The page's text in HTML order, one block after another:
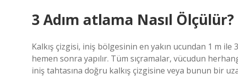
3 Adım atlama Nasıl Ölçülür?
Kalkış çizgisi, iniş bölgesinin en yakın ucundan 1 m ile
hemen sonra yapılır. Tüm sıçramalar, vücudun
iniş tahtasına doğru kalkış çizgisine veya bunun bir